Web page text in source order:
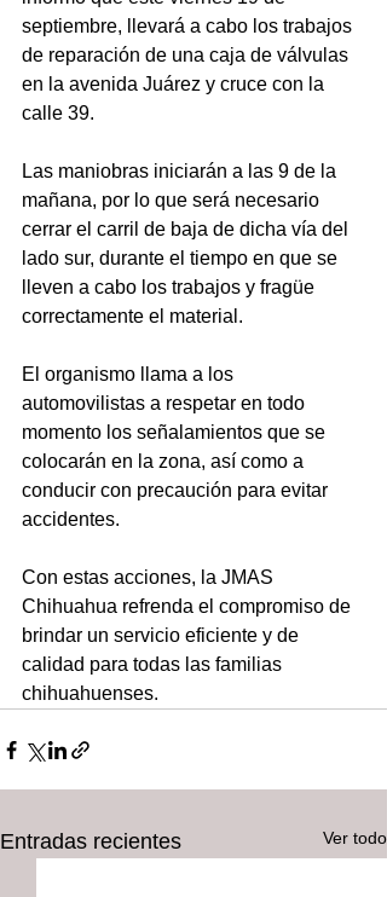
septiembre, llevará a cabo los trabajos
de reparación de una caja de válvulas
en la avenida Juárez y cruce con la
calle 39.
Las maniobras iniciarán a las 9 de la
mañana, por lo que será necesario
cerrar el carril de baja de dicha vía del
lado sur, durante el tiempo en que se
lleven a cabo los trabajos y fragüe
correctamente el material.
El organismo llama a los
automovilistas a respetar en todo
momento los señalamientos que se
colocarán en la zona, así como a
conducir con precaución para evitar
accidentes.
Con estas acciones, la JMAS
Chihuahua refrenda el compromiso de
brindar un servicio eficiente y de
calidad para todas las familias
chihuahuenses.
Entradas recientes Ver todo